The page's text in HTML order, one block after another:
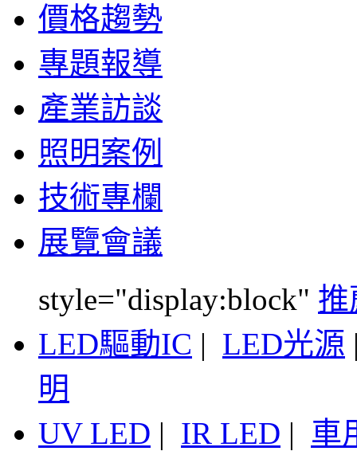
價格趨勢
專題報導
產業訪談
照明案例
技術專欄
展覽會議
style="display:block" 推
LED驅動IC | LED光源
明
UV LED | IR LED | 車